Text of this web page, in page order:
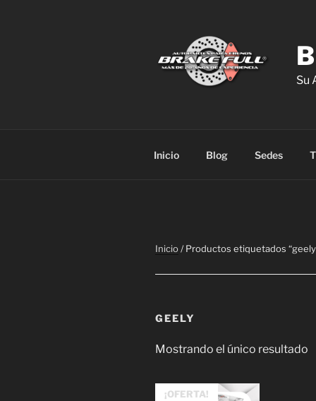
Su
Inicio Blog Sedes
Inicio/ Productos etiquetados
GEELY
Mostrando el único resultado
¡OFERTA!